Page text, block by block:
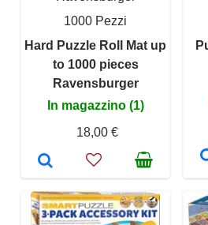
1000 Pezzi
Hard Puzzle Roll Mat up
to 1000 pieces
Ravensburger
In magazzino (1)
18,00 €